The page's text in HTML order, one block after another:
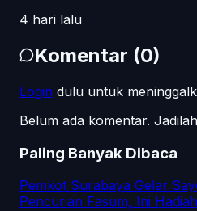
4 hari lalu
Komentar (0)
Login dulu untuk
Belum ada komentar.
Paling Banyak Dibaca
Pemkot Surabaya Gelar
Pencurian Fasum, Ini